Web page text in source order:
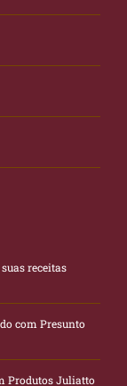
receitas
com Presunto
Produtos Juliatto